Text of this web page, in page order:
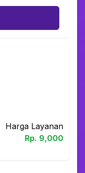
Harga Layanan
Rp. 9,000